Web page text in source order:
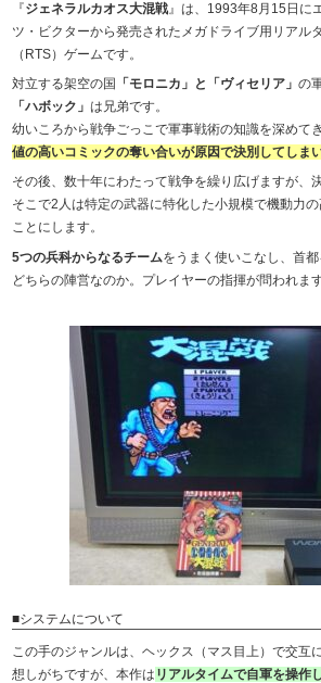
『ジェネラルカオス大混戦 』は、1993年8月15日に
ツ・ビクターから発売されたメガドライブ用リアル
（RTS）ゲームです。
対立する架空の国
「モロニカ」と「ヴィセリア」の
「ハボック」は兄弟です。
幼いころから戦争ごっこで軍事戦術の知識を深めて
値の高いコミックの奪い合いが原因で決別してしまい
その後、数十年にわたって戦争を繰り広げますが、
そこで2人は特定の武器に特化した小規模で機動力
ことにします。
5つの兵科からなるチームをうまく使いこなし、首
どちらの陣営なのか。プレイヤーの指揮が問われます
■システムについて
この手のジャンルは、ヘックス（マス目上）で交互
想しがちですが、本作は リアルタイムで自軍を操作